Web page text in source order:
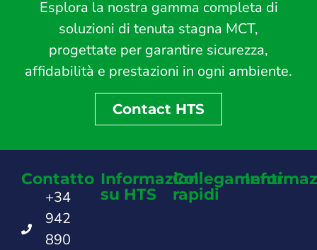
Esplora la nostra gamma completa di
soluzioni di tenuta stagna MCT,
progettate per garantire sicurezza,
affidabilità e prestazioni in ogni ambiente.
Contact HTS
Contatto
+34
942
890
Informazioni
su HTS
Collegamenti
rapidi